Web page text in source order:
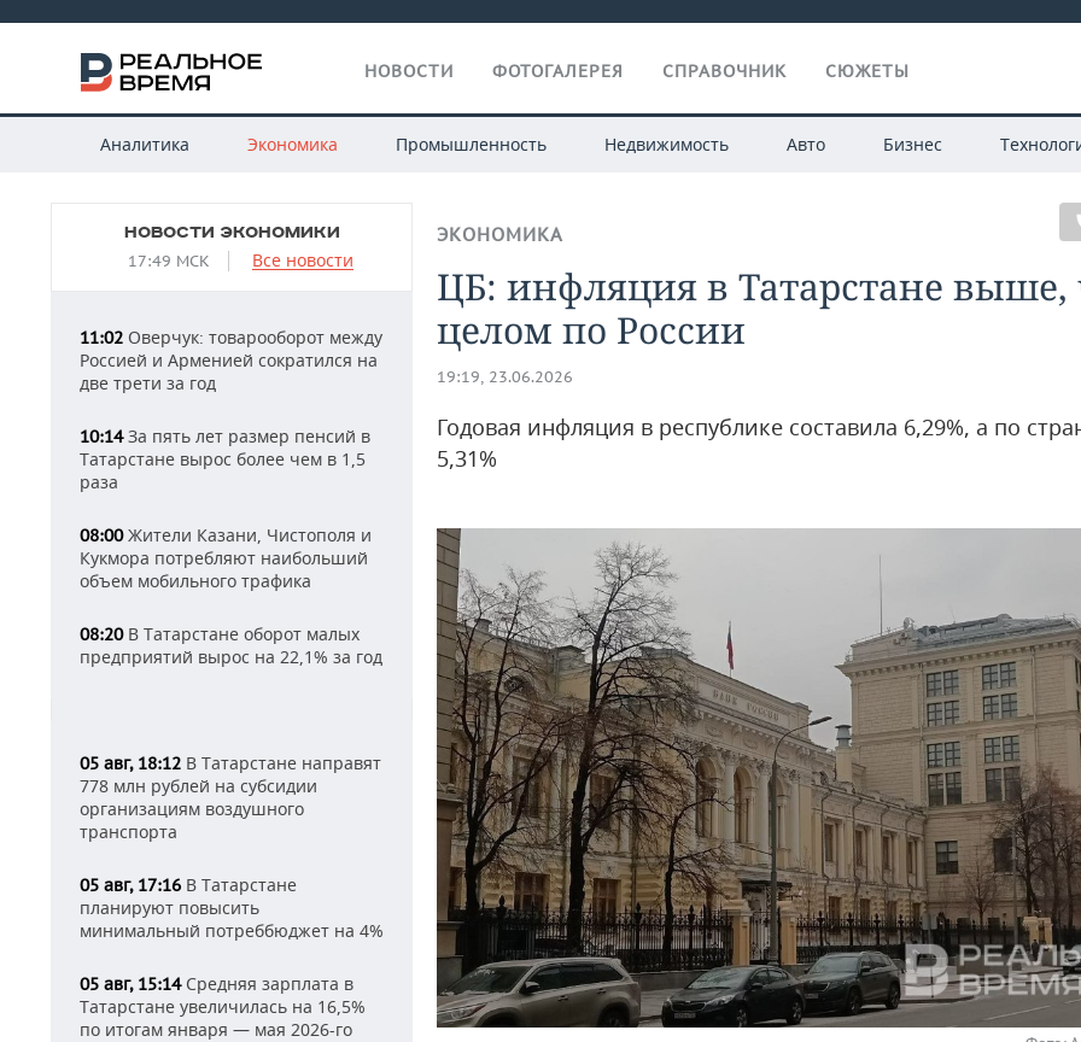
НОВОСТИ ФОТОГАЛЕРЕЯ СПРАВОЧНИК СЮЖЕТЫ
Аналитика Экономика Промышленность Недвижимость Авто Бизнес
НОВОСТИ ЭКОНОМИКИ
17:49 МСК Все новости
11:02 Оверчук: товарооборот между
Россией и Арменией сократился на
две трети за год
10:14За пять лет размер пенсий в
Татарстане вырос более чем в 1,5
раза
08:00Жители Казани, Чистополя и
Кукмора потребляют наибольший
объем мобильного трафика
08:20В Татарстане оборот малых
предприятий вырос на 22,1% за год
05 авг, 18:12 В Татарстане направят
778 млн рублей на субсидии
организациям воздушного
транспорта
05 авг, 17:16 В Татарстане
планируют повысить
минимальный потреббюджет на 4%
05 авг, 15:14Средняя зарплата в
Татарстане увеличилась на 16,5%
по итогам января — мая 2026-го
ЭКОНОМИКА
ЦБ: инфляция в Татарстане выше,
целом по России
19:19, 23.06.2026
Годовая инфляция в республике составила 6,29%, а по
5,31%